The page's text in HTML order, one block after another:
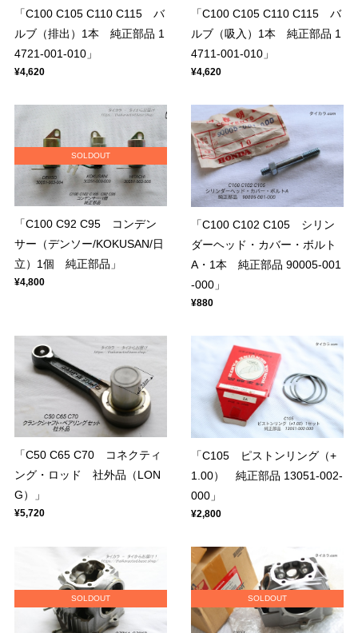
「C100 C105 C110 C115 バ
ルブ（排出）1本 純正部品 1
4721-001-010」
¥4,620
「C100 C105 C110 C115 バ
ルブ（吸入）1本 純正部品 1
4711-001-010」
¥4,620
SOLDOUT
「C100 C92 C95 コンデン
サー（デンソー/KOKUSAN/日
立）1個 純正部品」
¥4,800
「C100 C102 C105 シリン
ダーヘッド・カバー・ボルト
A・1本 純正部品 90005-001
-000」
¥880
「C50 C65 C70 コネクティ
ング・ロッド 社外品（LON
G）」
¥5,720
「C105 ピストンリング（+
1.00） 純正部品 13051-002-
000」
¥2,800
SOLDOUT SOLDOUT